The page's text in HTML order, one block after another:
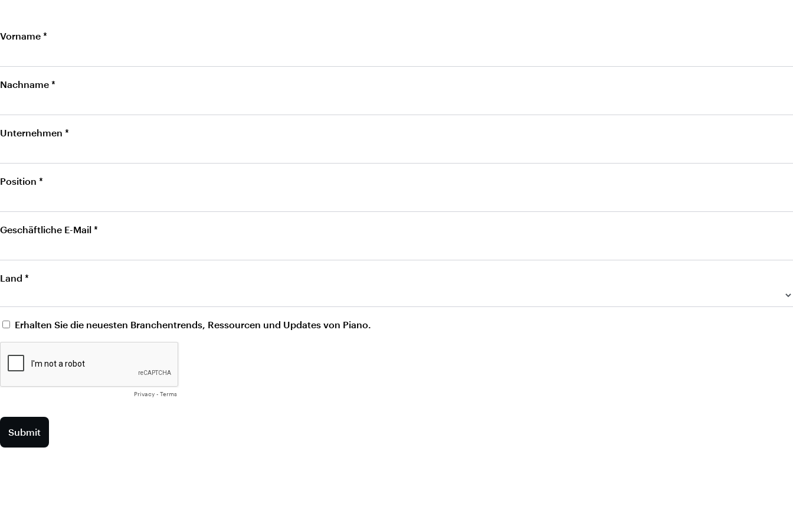
Vorname *
Nachname *
Unternehmen *
Position *
Geschäftliche E-Mail *
Land *
Erhalten Sie die neuesten Branchentrends, Ressourcen und Updates von Piano.
Privacy - Terms